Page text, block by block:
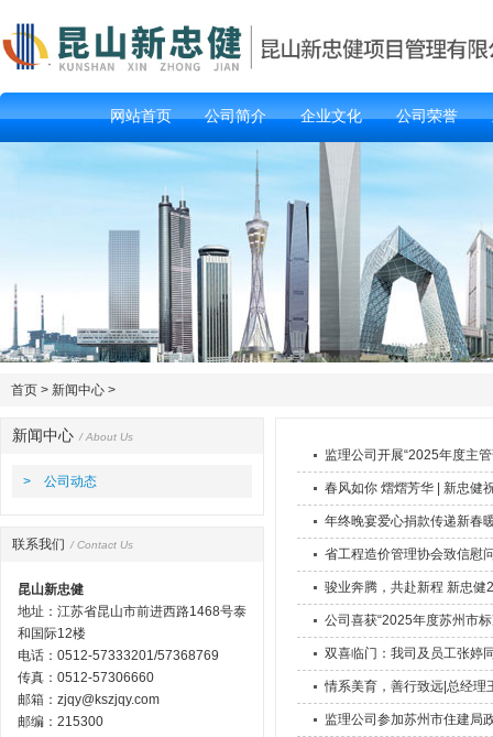
网站首页 公司简介 企业文化 公司荣誉
首页 > 新闻中心 >
新闻中心 / About Us
> 公司动态
联系我们 / Contact Us
昆山新忠健
地址：江苏省昆山市前进西路1468号泰
和国际12楼
电话：0512-57333201/57368769
传真：0512-57306660
邮箱：zjqy@kszjqy.com
邮编：215300
监理公司开展“2025年度主
春风如你 熠熠芳华 | 新忠健
年终晚宴爱心捐款传递新春
省工程造价管理协会致信慰
骏业奔腾，共赴新程 新忠健
公司喜获“2025年度苏州市
双喜临门：我司及员工张婷
情系美育，善行致远|总经理
监理公司参加苏州市住建局